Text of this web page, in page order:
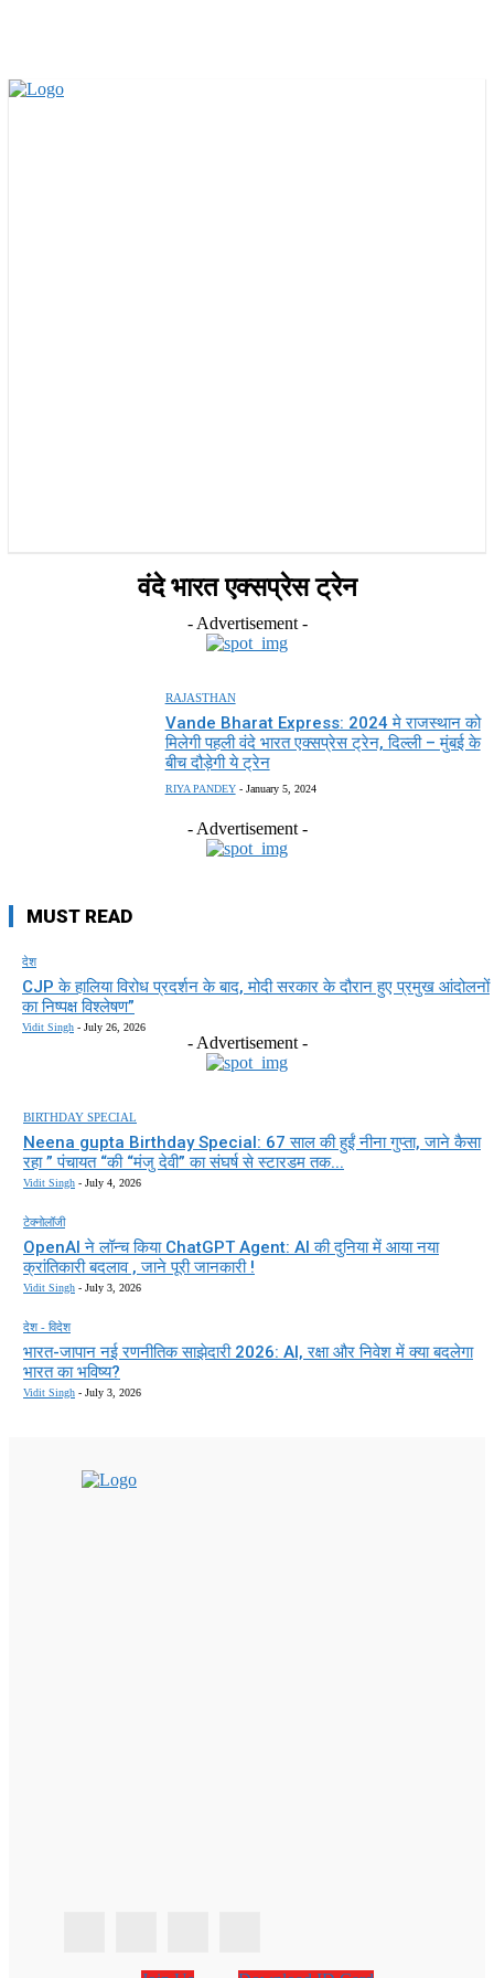
वंदे भारत एक्सप्रेस ट्रेन
- Advertisement -
RAJASTHAN
Vande Bharat Express: 2024 मे राजस्थान को
मिलेगी पहली वंदे भारत एक्सप्रेस ट्रेन, दिल्ली – मुंबई के
बीच दौड़ेगी ये ट्रेन
RIYA PANDEY - January 5, 2024
- Advertisement -
MUST READ
देश
CJP के हालिया विरोध प्रदर्शन के बाद, मोदी सरकार के दौरान हुए प्रमुख आंदोलनों
का निष्पक्ष विश्लेषण”
Vidit Singh - July 26, 2026
- Advertisement -
BIRTHDAY SPECIAL
Neena gupta Birthday Special: 67 साल की हुईं नीना गुप्ता, जाने कैसा
रहा ” पंचायत “की “मंजु देवी” का संघर्ष से स्टारडम तक...
Vidit Singh - July 4, 2026
टेक्नोलॉजी
OpenAI ने लॉन्च किया ChatGPT Agent: AI की दुनिया में आया नया
क्रांतिकारी बदलाव , जाने पूरी जानकारी !
Vidit Singh - July 3, 2026
देश - विदेश
भारत-जापान नई रणनीतिक साझेदारी 2026: AI, रक्षा और निवेश में क्या बदलेगा
भारत का भविष्य?
Vidit Singh - July 3, 2026